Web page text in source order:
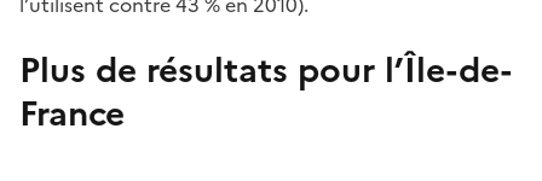
Plus de résultats pour l’Île-de-
France